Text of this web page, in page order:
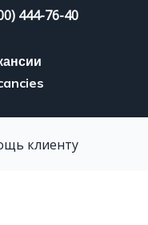
444-76-40
клиенту